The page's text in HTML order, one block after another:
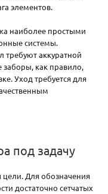
элементов.
наиболее простыми
системы.
требуют аккуратной
заборы, как правило,
Уход требуется для
под задачу
цели. Для обозначения
достаточно сетчатых